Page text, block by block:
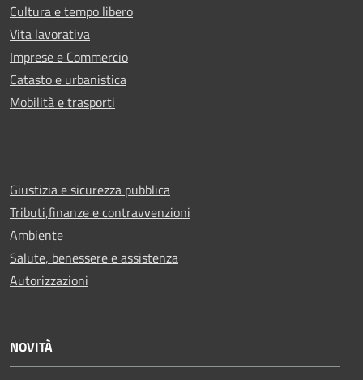
Cultura e tempo libero
Vita lavorativa
Imprese e Commercio
Catasto e urbanistica
Mobilità e trasporti
Giustizia e sicurezza pubblica
Tributi,finanze e contravvenzioni
Ambiente
Salute, benessere e assistenza
Autorizzazioni
NOVITÀ